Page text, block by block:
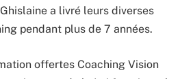
a livré leurs diverses
pendant plus de 7 années.
offertes Coaching Vision